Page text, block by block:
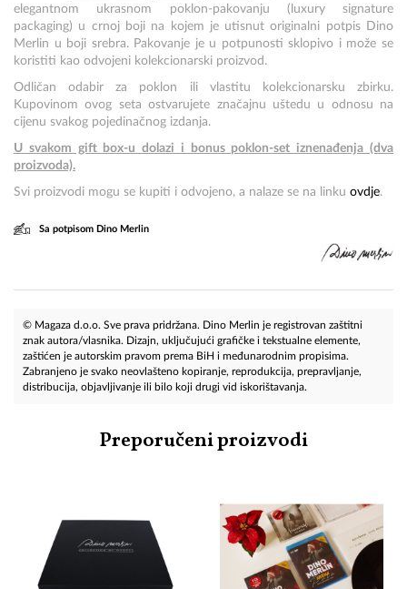
elegantnom ukrasnom poklon-pakovanju (luxury signature
packaging) u crnoj boji na kojem je utisnut originalni potpis Dino
Merlin u boji srebra. Pakovanje je u potpunosti sklopivo i može se
koristiti kao odvojeni kolekcionarski proizvod.
Odličan odabir za poklon ili vlastitu kolekcionarsku zbirku.
Kupovinom ovog seta ostvarujete značajnu uštedu u odnosu na
cijenu svakog pojedinačnog izdanja.
U svakom gift box-u dolazi i bonus poklon-set iznenađenja (dva
proizvoda).
Svi proizvodi mogu se kupiti i odvojeno, a nalaze se na linku ovdje.
Sa potpisom Dino Merlin
© Magaza d.o.o. Sve prava pridržana. Dino Merlin je registrovan zaštitni
znak autora/vlasnika. Dizajn, uključujući grafičke i tekstualne elemente,
zaštićen je autorskim pravom prema BiH i međunarodnim propisima.
Zabranjeno je svako neovlašteno kopiranje, reprodukcija, prepravljanje,
distribucija, objavljivanje ili bilo koji drugi vid iskorištavanja.
Preporučeni proizvodi